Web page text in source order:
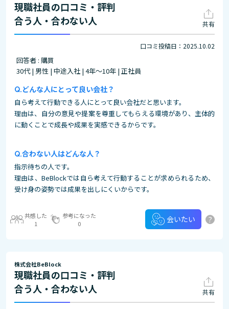
現職社員の口コミ・評判
合う人・合わない人
共有
口コミ投稿日：2025.10.02
回答者 : 購買
30代 | 男性 | 中途入社 | 4年～10年 | 正社員
どんな人にとって良い会社？
自ら考えて行動できる人にとって良い会社だと思います。
理由は、自分の意見や提案を尊重してもらえる環境があり、主体的
に動くことで成長や成果を実感できるからです。
合わない人はどんな人？
指示待ちの人です。
理由は、BeBlockでは自ら考えて行動することが求められるため、
受け身の姿勢では成果を出しにくいからです。
共感した
1
参考になった
0
会いたい ?
株式会社BeBlock
現職社員の口コミ・評判
合う人・合わない人
共有